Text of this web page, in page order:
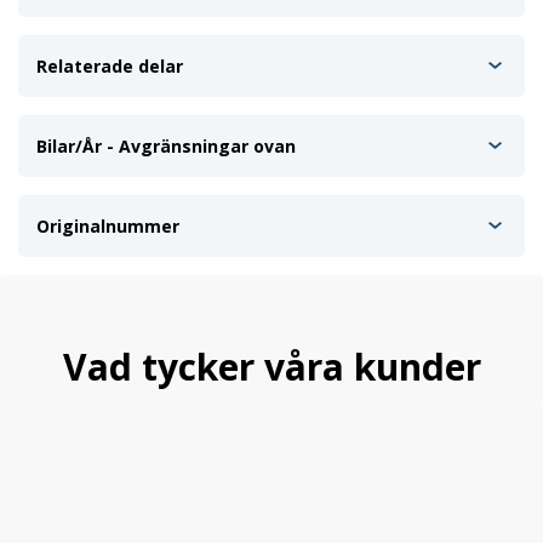
Relaterade delar
Bilar/År - Avgränsningar ovan
Originalnummer
Vad tycker våra kunder